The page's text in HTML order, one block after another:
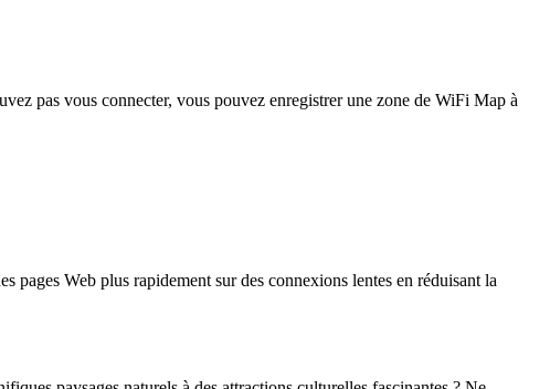
pas vous connecter, vous pouvez enregistrer une zone de WiFi Map à
pages Web plus rapidement sur des connexions lentes en réduisant la